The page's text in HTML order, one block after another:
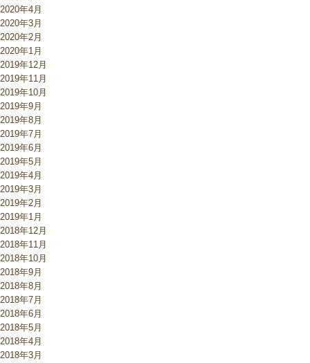
2020年4月
2020年3月
2020年2月
2020年1月
2019年12月
2019年11月
2019年10月
2019年9月
2019年8月
2019年7月
2019年6月
2019年5月
2019年4月
2019年3月
2019年2月
2019年1月
2018年12月
2018年11月
2018年10月
2018年9月
2018年8月
2018年7月
2018年6月
2018年5月
2018年4月
2018年3月